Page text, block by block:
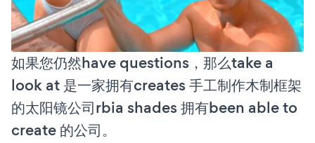
如果您仍然have questions，那么take a
look at 是一家拥有creates 手工制作木制框架
的太阳镜公司rbia shades 拥有been able to
create 的公司。